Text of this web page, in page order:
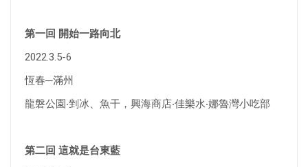
第一回 開始一路向北
2022.3.5-6
恆春─滿州
龍磐公園‧剉冰、魚干，興海商店‧佳樂水‧娜魯灣小吃部
第二回 這就是台東藍